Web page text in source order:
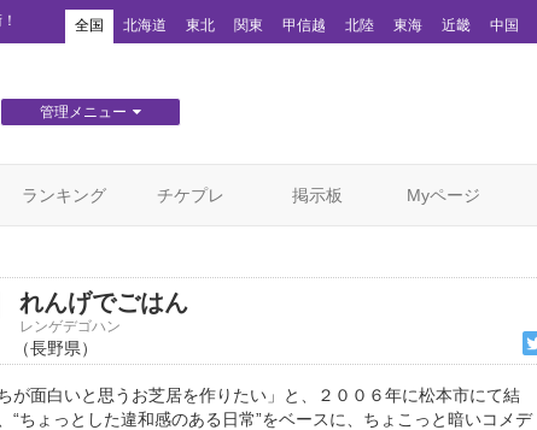
全国 北海道 東北 関東 甲信越 北陸 東海 近畿 中国
管理メニュー
ランキング チケプレ 掲示板 Myページ
れんげでごはん
レンゲデゴハン
（長野県）
ちが面白いと思うお芝居を作りたい」と、２００６年に松本市にて結
“ちょっとした違和感のある日常”をベースに、ちょこっと暗いコメデ